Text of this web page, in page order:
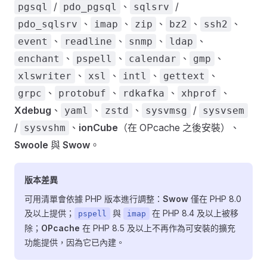
pgsql / pdo_pgsql 、 sqlsrv /
pdo_sqlsrv 、 imap 、 zip 、 bz2 、 ssh2 、
event 、 readline 、 snmp 、 ldap 、
enchant 、 pspell 、 calendar 、 gmp 、
xlswriter 、 xsl 、 intl 、 gettext 、
grpc 、 protobuf 、 rdkafka 、 xhprof
、
Xdebug 、 yaml 、 zstd 、 sysvmsg / sysvsem
/ sysvshm 、 ionCube （在 OPcache 之後安裝）、
Swoole 與 Swow 。
版本差異
可用清單會依據 PHP 版本進行調整： Swow 僅在 PHP 8.0
及以上提供；
pspell 與 imap
在 PHP 8.4 及以上被移
除； OPcache 在 PHP 8.5 及以上不再作為可安裝的擴充
功能提供，因為它已內建。